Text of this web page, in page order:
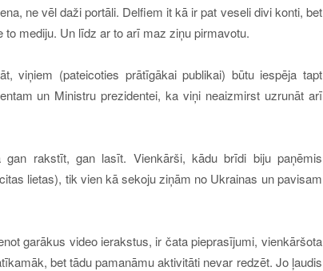
ne vēl daži portāli. Delfiem it kā ir pat veseli divi konti, bet
to mediju. Un līdz ar to arī maz ziņu pirmavotu.
viņiem (pateicoties prātīgākai publikai) būtu iespēja tapt
un Ministru prezidentei, ka viņi neaizmirst uzrunāt arī
gan rakstīt,gan lasīt. Vienkārši, kādu brīdi biju paņēmis
lietas), tik vien kā sekoju ziņām no Ukrainas un pavisam
garākus video ierakstus, ir čata pieprasījumi, vienkāršota
bet tādu pamanāmu aktivitāti nevar redzēt. Jo ļaudis